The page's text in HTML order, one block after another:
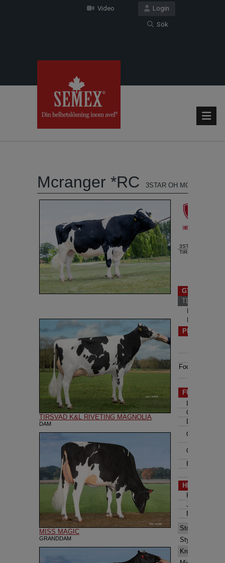
Login
Video
Sök